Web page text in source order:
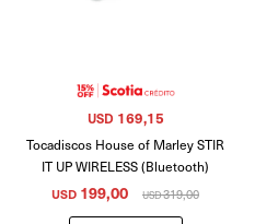
Tocadiscos House of Marley STIR
IT UP WIRELESS (Bluetooth)
USD 199,00 USD319,00
USD 169,15